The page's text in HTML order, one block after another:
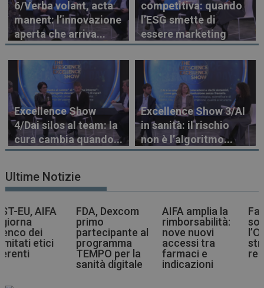
6/Verba volant, acta
manent: l’innovazione
aperta che arriva...
competitiva: quando
l’ESG smette di
essere marketing
Excellence Show
4/Dai silos al team: la
cura cambia quando...
Excellence Show 3/AI
in sanità: il rischio
non è l’algoritmo...
Ultime Notizie
FDA, Dexcom
primo
partecipante al
programma
TEMPO per la
sanità digitale
AIFA amplia la
rimborsabilità:
nove nuovi
accessi tra
farmaci e
indicazioni
Farmaci più
sostenibili,
l’OMS indica la
strada agli enti
regolatori